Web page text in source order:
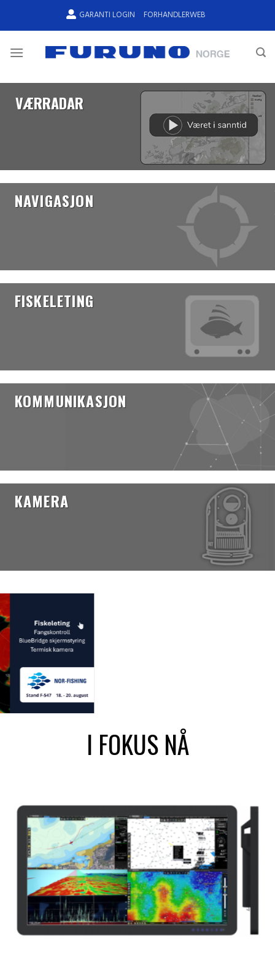
GARANTI LOGIN FORHANDLERWEB
VÆRRADAR
NAVIGASJON
FISKELETING
KOMMUNIKASJON
KAMERA
I FOKUS NÅ